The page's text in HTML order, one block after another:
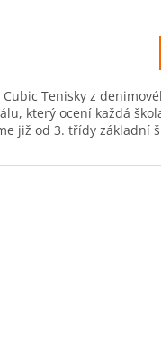
Tenisky z
který ocení každá
již od 3. třídy základní